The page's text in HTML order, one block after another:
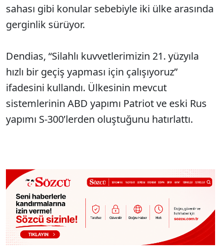
sahası gibi konular sebebiyle iki ülke arasında
gerginlik sürüyor.
Dendias, “Silahlı kuvvetlerimizin 21. yüzyıla
hızlı bir geçiş yapması için çalışıyoruz”
ifadesini kullandı. Ülkesinin mevcut
sistemlerinin ABD yapımı Patriot ve eski Rus
yapımı S-300’lerden oluştuğunu hatırlattı.